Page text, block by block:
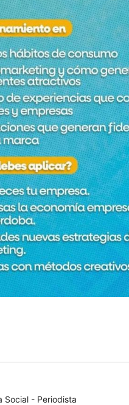
Social - Periodista